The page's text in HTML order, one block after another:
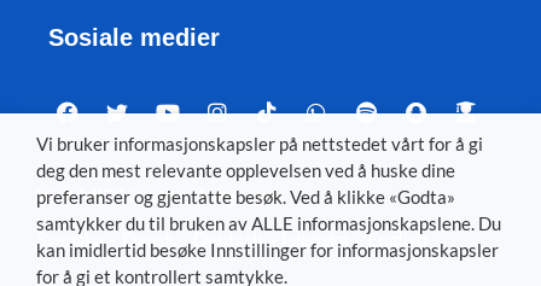
Sosiale medier
Visit MIFF in other languages
Svenska– Dansk–Deutsch–Íslenska–English
Vi bruker informasjonskapsler på nettstedet vårt for å gi
deg den mest relevante opplevelsen ved å huske dine
preferanser og gjentatte besøk. Ved å klikke «Godta»
samtykker du til bruken av ALLE informasjonskapslene. Du
kan imidlertid besøke Innstillinger for informasjonskapsler
for å gi et kontrollert samtykke.